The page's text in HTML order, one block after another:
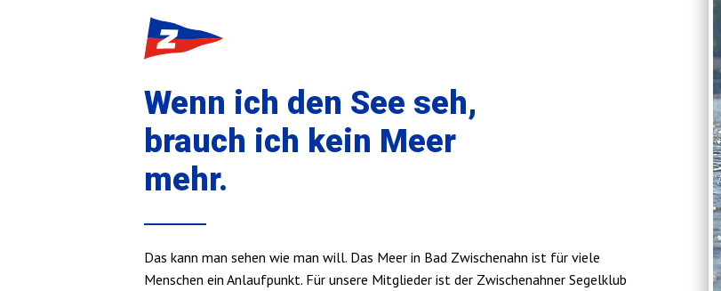
Wenn ich den See seh,
brauch ich kein Meer
mehr.
Das kann man sehen wie man will. Das Meer in Bad Zwischenahn ist für viele
Menschen ein Anlaufpunkt. Für unsere Mitglieder ist der Zwischenahner Segelklub